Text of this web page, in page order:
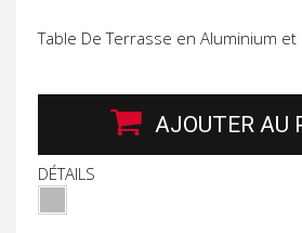
Table De Terrasse en Aluminium et
AJOUTER AU
DÉTAILS